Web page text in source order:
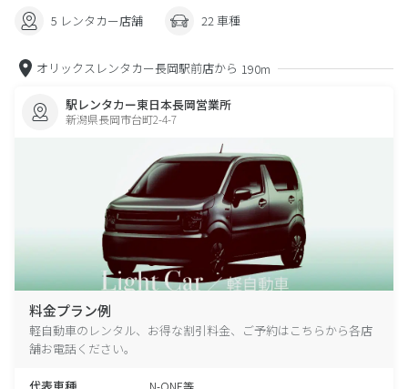
5 レンタカー店舗 22 車種
オリックスレンタカー長岡駅前店から 190m
駅レンタカー東日本長岡営業所
新潟県長岡市台町2-4-7
料金プラン例
軽自動車のレンタル、お得な割引料金、ご予約はこちらから各店
舗お電話ください。
N-ONE等